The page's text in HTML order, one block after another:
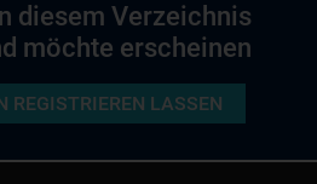
diesem Verzeichnis
möchte erscheinen
REGISTRIEREN LASSEN